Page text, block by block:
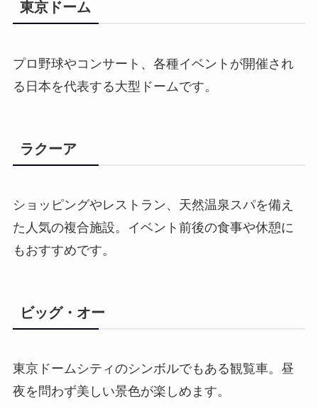
東京ドーム
プロ野球やコンサート、各種イベントが開催され
る日本を代表する大型ドームです。
ラクーア
ショッピングやレストラン、天然温泉スパを備え
た人気の複合施設。イベント前後の食事や休憩に
もおすすめです。
ビッグ・オー
東京ドームシティのシンボルでもある観覧車。昼
夜を問わず美しい景色が楽しめます。